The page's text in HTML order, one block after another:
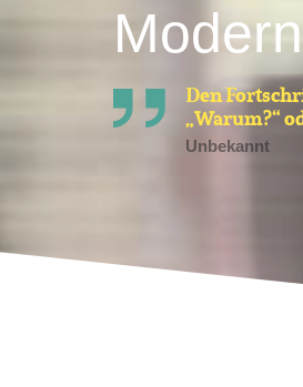
Den
„Warum?“
Unbekannt